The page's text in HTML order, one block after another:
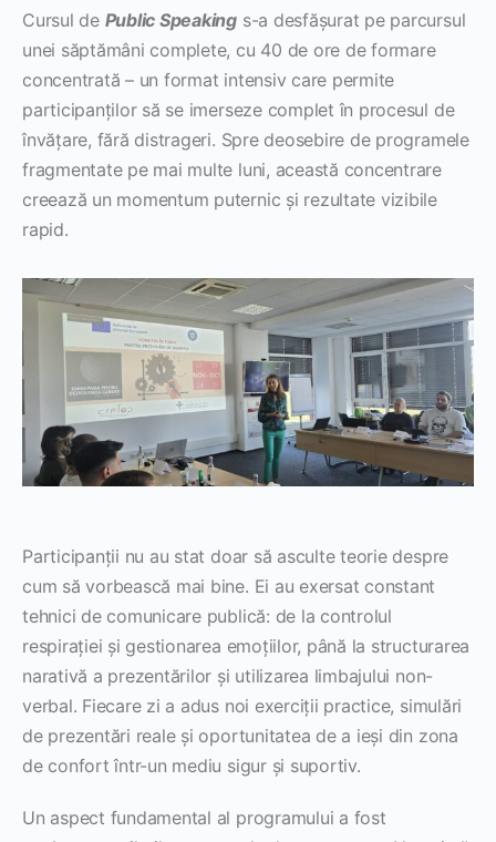
Cursul de Public Speaking s-a desfășurat pe parcursul
unei săptămâni complete, cu 40 de ore de formare
concentrată – un format intensiv care permite
participanților să se imerseze complet în procesul de
învățare, fără distrageri. Spre deosebire de programele
fragmentate pe mai multe luni, această concentrare
creează un momentum puternic și rezultate vizibile
rapid.
Participanții nu au stat doar să asculte teorie despre
cum să vorbească mai bine. Ei au exersat constant
tehnici de comunicare publică: de la controlul
respirației și gestionarea emoțiilor, până la structurarea
narativă a prezentărilor și utilizarea limbajului non-
verbal. Fiecare zi a adus noi exerciții practice, simulări
de prezentări reale și oportunitatea de a ieși din zona
de confort într-un mediu sigur și suportiv.
Un aspect fundamental al programului a fost